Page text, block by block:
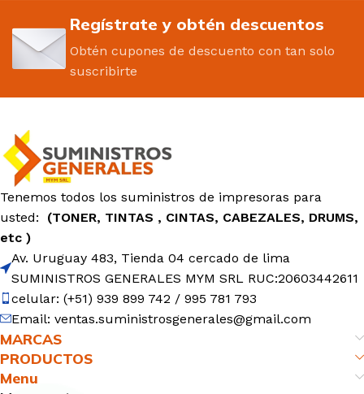
Regístrate y obtén descuentos
Obtén cupones de descuento con tan solo
suscribirte
Tenemos todos los suministros de impresoras para
usted: (TONER, TINTAS , CINTAS, CABEZALES, DRUMS,
etc )
Av. Uruguay 483, Tienda 04 cercado de lima
SUMINISTROS GENERALES MYM SRL RUC:20603442611
celular: (+51) 939 899 742 / 995 781 793
Email: ventas.suministrosgenerales@gmail.com
MARCAS
PRODUCTOS
Menu